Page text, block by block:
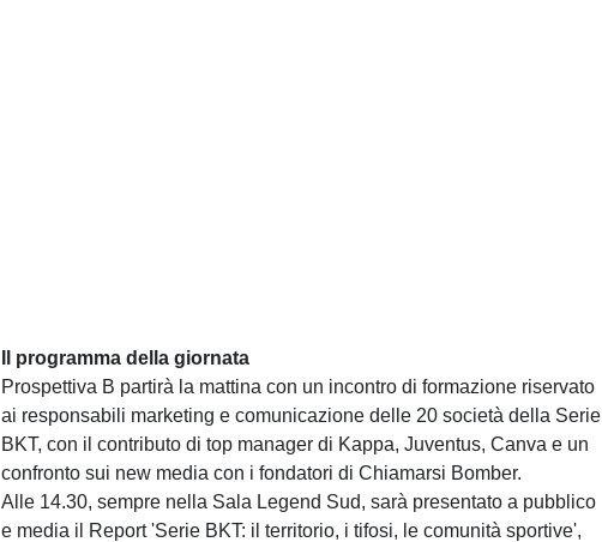
Il programma della giornata
Prospettiva B partirà la mattina con un incontro di formazione riservato
ai responsabili marketing e comunicazione delle 20 società della Serie
BKT, con il contributo di top manager di Kappa, Juventus, Canva e un
confronto sui new media con i fondatori di Chiamarsi Bomber.
Alle 14.30, sempre nella Sala Legend Sud, sarà presentato a pubblico
e media il Report 'Serie BKT: il territorio, i tifosi, le comunità sportive',